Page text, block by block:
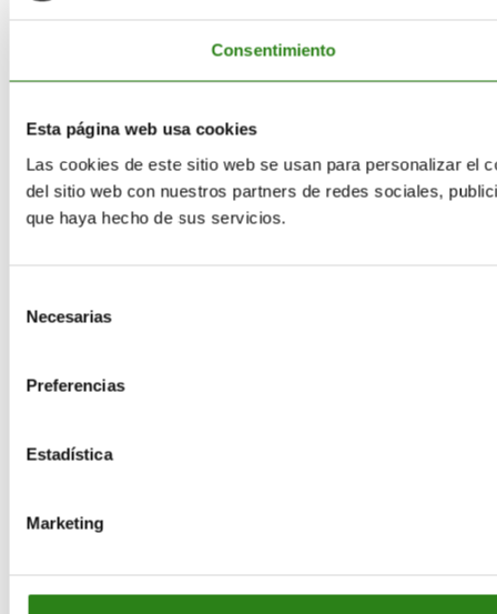
Consentimiento
Esta página web usa cookies
Las cookies de este sitio web se usan para personalizar el
del sitio web con nuestros partners de redes sociales,
que haya hecho de sus servicios.
Necesarias
Preferencias
Estadística
Marketing